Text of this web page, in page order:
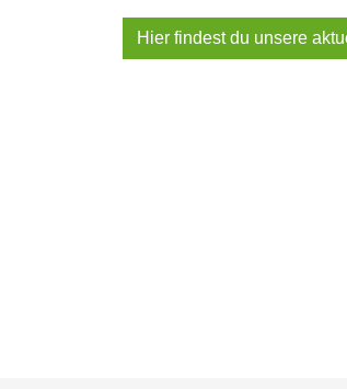
Hier findest du unsere